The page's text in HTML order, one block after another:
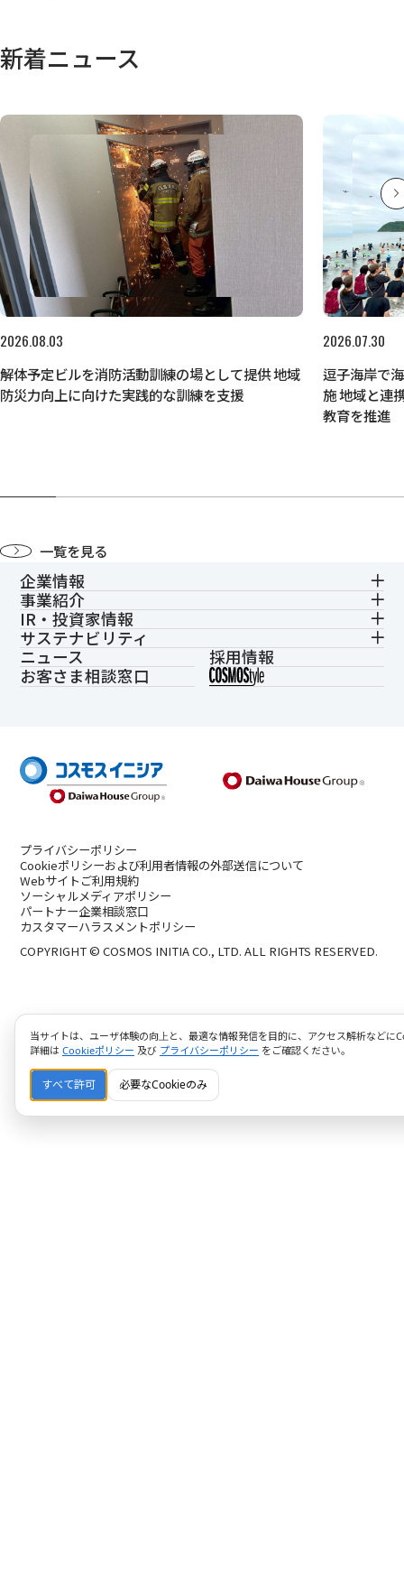
新着ニュース
2026.08.03
解体予定ビルを消防活動訓練の場として提供 地域
防災力向上に向けた実践的な訓練を支援
2026.07.30
逗子海岸で
施 地域と連
教育を推進
一覧を見る
企業情報
事業紹介
IR・投資家情報
サステナビリティ
ニュース
採用情報
お客さま相談窓口
プライバシーポリシー
Cookieポリシーおよび利用者情報の外部送信について
Webサイトご利用規約
ソーシャルメディアポリシー
パートナー企業相談窓口
カスタマーハラスメントポリシー
COPYRIGHT © COSMOS INITIA CO., LTD. ALL RIGHTS RESERVED.
当サイトは、ユーザ体験の向上と、最適な情報発信を目的に、アクセス解析などに
詳細は Cookieポリシー 及び プライバシーポリシー をご確認ください。
すべて許可 必要なCookieのみ